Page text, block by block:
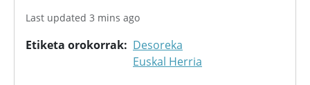
Last updated 3 mins ago
Etiketa orokorrak
Desoreka
Euskal Herria